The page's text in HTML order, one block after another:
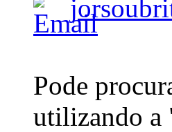
Pode
utilizando a